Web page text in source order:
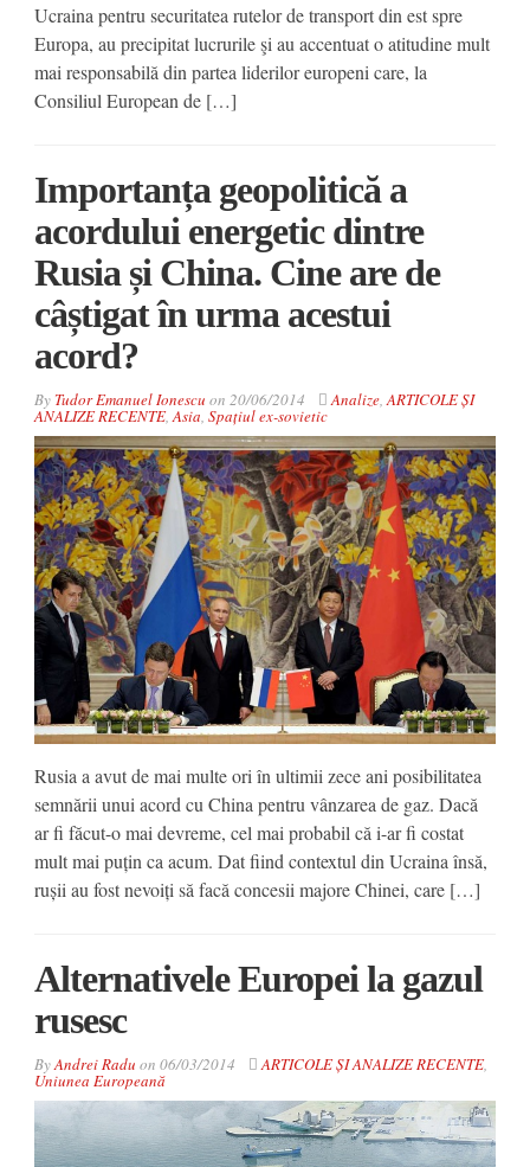
Ucraina pentru securitatea rutelor de transport din est spre
Europa, au precipitat lucrurile şi au accentuat o atitudine mult
mai responsabilă din partea liderilor europeni care, la
Consiliul European de […]
Importanța geopolitică a
acordului energetic dintre
Rusia și China. Cine are de
câștigat în urma acestui
acord?
By Tudor Emanuel Ionescu on 20/06/2014 Analize,ARTICOLE ȘI
ANALIZE RECENTE,Asia, Spațiul ex-sovietic
Rusia a avut de mai multe ori în ultimii zece ani posibilitatea
semnării unui acord cu China pentru vânzarea de gaz. Dacă
ar fi făcut-o mai devreme, cel mai probabil că i-ar fi costat
mult mai puțin ca acum. Dat fiind contextul din Ucraina însă,
rușii au fost nevoiți să facă concesii majore Chinei, care […]
Alternativele Europei la gazul
rusesc
ByAndrei Radu on 06/03/2014 ARTICOLE ȘI ANALIZE RECENTE,
Uniunea Europeană